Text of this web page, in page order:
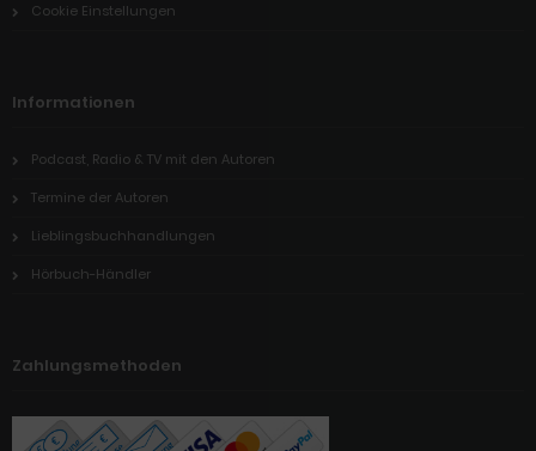
Cookie Einstellungen
Informationen
Podcast, Radio & TV mit den Autoren
Termine der Autoren
Lieblingsbuchhandlungen
Hörbuch-Händler
Zahlungsmethoden